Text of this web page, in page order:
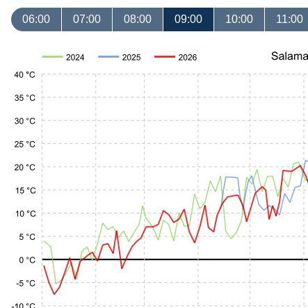
06:00 07:00 08:00 09:00 10:00 11:00